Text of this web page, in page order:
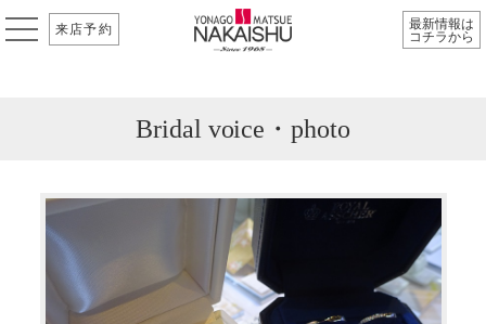
来店予約
最新情報は
コチラから
Bridal voice・photo